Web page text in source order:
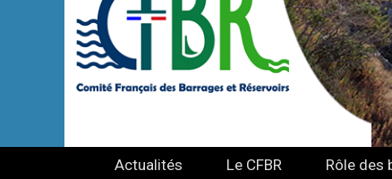
Actualités Le CFBR Rôle des